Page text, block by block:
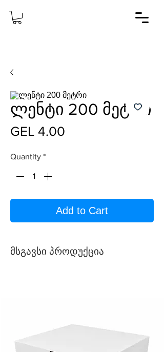
ლენტი 200 მეტრი
GEL 4.00
Quantity *
Add to Cart
მსგავსი პროდუქცია